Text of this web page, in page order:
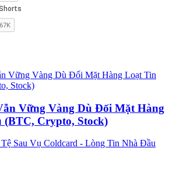
Vững Vàng Dù Đối Mặt Hàng
Crypto, Stock)